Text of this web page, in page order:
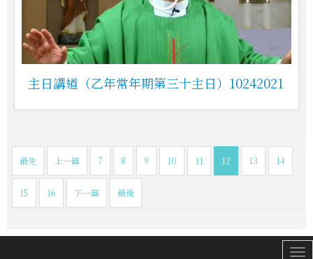
主日講道（乙年常年期第三十主日）10242021
最先 上一篇 7 8 9 10 11 12 13 14
15 16 下一篇 最後